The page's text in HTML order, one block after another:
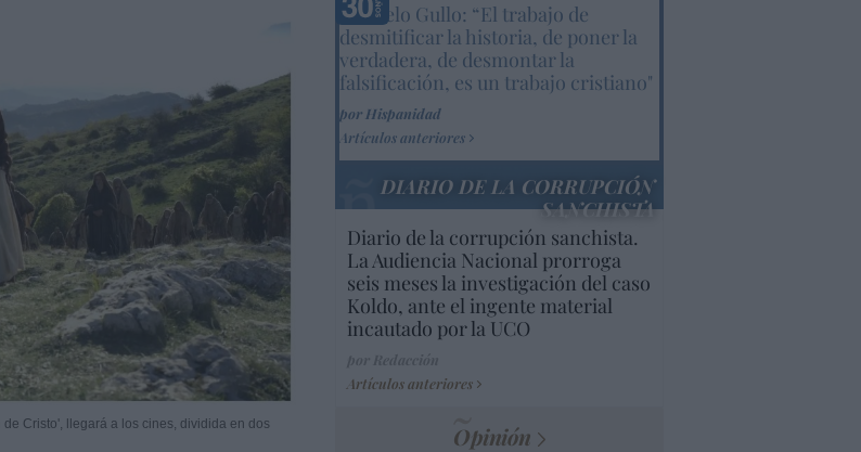
Cristo', llegará a los cines, dividida en dos
Marcelo Gullo: “El trabajo de
desmitificar la historia, de poner la
verdadera, de desmontar la
falsificación, es un trabajo cristiano"
por Hispanidad
Artículos anteriores
DIARIO DE LA CORRUPCIÓN
SANCHISTA
Diario de la corrupción sanchista.
La Audiencia Nacional prorroga
seis meses la investigación del caso
Koldo, ante el ingente material
incautado por la UCO
Artículos anteriores
Opinión